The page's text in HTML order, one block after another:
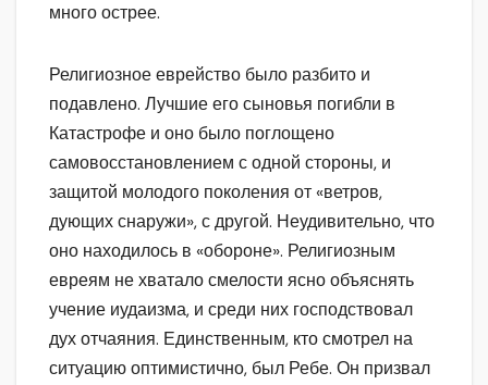
много острее.
Религиозное еврейство было разбито и
подавлено. Лучшие его сыновья погибли в
Катастрофе и оно было поглощено
самовосстановлением с одной стороны, и
защитой молодого поколения от «ветров,
дующих снаружи», с другой. Неудивительно, что
оно находилось в «обороне». Религиозным
евреям не хватало смелости ясно объяснять
учение иудаизма, и среди них господствовал
дух отчаяния. Единственным, кто смотрел на
ситуацию оптимистично, был Ребе. Он призвал